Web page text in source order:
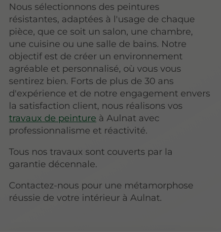
Nous sélectionnons des peintures
résistantes, adaptées à l'usage de chaque
pièce, que ce soit un salon, une chambre,
une cuisine ou une salle de bains. Notre
objectif est de créer un environnement
agréable et personnalisé, où vous vous
sentirez bien. Forts de plus de 30 ans
d'expérience et de notre engagement envers
la satisfaction client, nous réalisons vos
travaux de peinture à Aulnat avec
professionnalisme et réactivité.
Tous nos travaux sont couverts par la
garantie décennale.
Contactez-nous pour une métamorphose
réussie de votre intérieur à Aulnat.